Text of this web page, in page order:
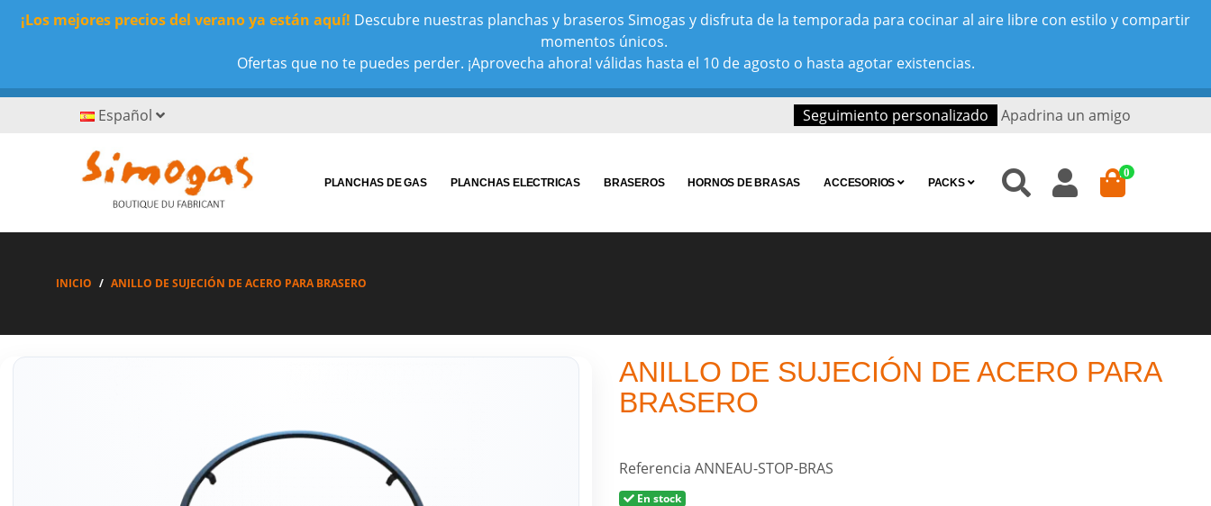
¡Los mejores precios del verano ya están aquí! Descubre nuestras planchas y braseros Simogas y disfruta de la temporada para cocinar al aire libre con estilo y compartir
momentos únicos.
Ofertas que no te puedes perder. ¡Aprovecha ahora! válidas hasta el 10 de agosto o hasta agotar existencias.
Español Seguimiento personalizado Apadrina un amigo
PLANCHAS DE GAS PLANCHAS ELECTRICAS BRASEROS HORNOS DE BRASAS ACCESORIOS PACKS
0
INICIO ANILLO DE SUJECIÓN DE ACERO PARA BRASERO
ANILLO DE SUJECIÓN DE ACERO PARA
BRASERO
Referencia ANNEAU-STOP-BRAS
En stock